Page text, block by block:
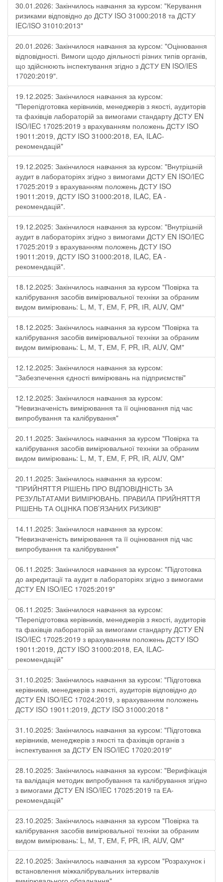
30.01.2026: Закінчилось навчання за курсом: "Керування
ризиками відповідно до ДСТУ ISO 31000:2018 та ДСТУ
IEC/ISO 31010:2013"
20.01.2026: Закінчилося навчання за курсом: "Оцінювання
відповідності. Вимоги щодо діяльності різних типів органів,
що здійснюють інспектування згідно з ДСТУ ЕN ISO/IES
17020:2019".
19.12.2025: Закінчилося навчання за курсом:
"Перепідготовка керівників, менеджерів з якості, аудиторів
та фахівців лабораторій за вимогами стандарту ДСТУ EN
ISO/IEC 17025:2019 з врахуванням положень ДСТУ ISO
19011:2019, ДСТУ ISO 31000:2018, ЕА, ILAC-
рекомендацій"
19.12.2025: Закінчилося навчання за курсом: "Внутрішній
аудит в лабораторіях згідно з вимогами ДСТУ EN ISO/IEC
17025:2019 з врахуванням положень ДСТУ ISO
19011:2019, ДСТУ ISO 31000:2018, ILAC, EA -
рекомендацій".
19.12.2025: Закінчилося навчання за курсом: "Внутрішній
аудит в лабораторіях згідно з вимогами ДСТУ EN ISO/IEC
17025:2019 з врахуванням положень ДСТУ ISO
19011:2019, ДСТУ ISO 31000:2018, ILAC, EA -
рекомендацій".
18.12.2025: Закінчилось навчання за курсом "Повірка та
калібрування засобів вимірювальної техніки за обраним
видом вимірювань: L, М, Т, ЕМ, F, РR, ІR, АUV, QМ"
18.12.2025: Закінчилось навчання за курсом "Повірка та
калібрування засобів вимірювальної техніки за обраним
видом вимірювань: L, М, Т, ЕМ, F, РR, ІR, АUV, QМ"
12.12.2025: Закінчилося навчання за курсом:
"Забезпечення єдності вимірювань на підприємстві"
12.12.2025: Закінчилося навчання за курсом:
"Невизначеність вимірювання та її оцінювання під час
випробування та калібрування"
20.11.2025: Закінчилось навчання за курсом "Повірка та
калібрування засобів вимірювальної техніки за обраним
видом вимірювань: L, М, Т, ЕМ, F, РR, ІR, АUV, QМ"
20.11.2025: Закінчилось навчання за курсом:
"ПРИЙНЯТТЯ РІШЕНЬ ПРО ВІДПОВІДНІСТЬ ЗА
РЕЗУЛЬТАТАМИ ВИМІРЮВАНЬ. ПРАВИЛА ПРИЙНЯТТЯ
РІШЕНЬ ТА ОЦІНКА ПОВ’ЯЗАНИХ РИЗИКІВ"
14.11.2025: Закінчилося навчання за курсом:
"Невизначеність вимірювання та її оцінювання під час
випробування та калібрування"
06.11.2025: Закінчилося навчання за курсом: "Підготовка
до акредитації та аудит в лабораторіях згідно з вимогами
ДСТУ EN ISO/IEC 17025:2019"
06.11.2025: Закінчилося навчання за курсом:
"Перепідготовка керівників, менеджерів з якості, аудиторів
та фахівців лабораторій за вимогами стандарту ДСТУ EN
ISO/IEC 17025:2019 з врахуванням положень ДСТУ ISO
19011:2019, ДСТУ ISO 31000:2018, ЕА, ILAC-
рекомендацій"
31.10.2025: Закінчилось навчання за курсом: "Підготовка
керівників, менеджерів з якості, аудиторів відповідно до
ДСТУ EN ISO/IEC 17024:2019, з врахуванням положень
ДСТУ ISO 19011:2019, ДСТУ ISO 31000:2018 "
31.10.2025: Закінчилось навчання за курсом: "Підготовка
керівників, менеджерів з якості та фахівців органів з
інспектування за ДСТУ EN ISO/IEC 17020:2019"
28.10.2025: Закінчилось навчання за курсом: "Верифікація
та валідація методик випробування та калібрування згідно
з вимогами ДСТУ EN ISO/IEC 17025:2019 та ЕА-
рекомендацій"
23.10.2025: Закінчилось навчання за курсом "Повірка та
калібрування засобів вимірювальної техніки за обраним
видом вимірювань: L, М, Т, ЕМ, F, РR, ІR, АUV, QМ"
22.10.2025: Закінчилось навчання за курсом "Розрахунок і
встановлення міжкалібрувальних інтервалів